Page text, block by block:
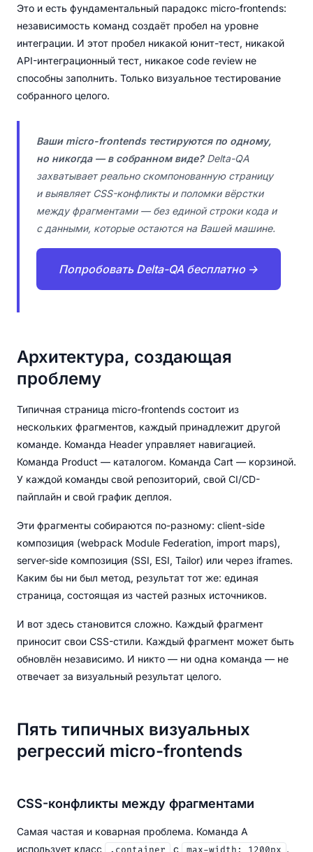
Это и есть фундаментальный парадокс micro-frontends:
независимость команд создаёт пробел на уровне
интеграции. И этот пробел никакой юнит-тест, никакой
API-интеграционный тест, никакое code review не
способны заполнить. Только визуальное тестирование
собранного целого.
Ваши micro-frontends тестируются по одному,
но никогда — в собранном виде?Delta-QA
захватывает реально скомпонованную страницу
и выявляет CSS-конфликты и поломки вёрстки
между фрагментами — без единой строки кода и
с данными, которые остаются на Вашей машине.
Попробовать Delta-QA бесплатно →
Архитектура, создающая
проблему
Типичная страница micro-frontends состоит из
нескольких фрагментов, каждый принадлежит другой
команде. Команда Header управляет навигацией.
Команда Product — каталогом. Команда Cart — корзиной.
У каждой команды свой репозиторий, свой CI/CD-
пайплайн и свой график деплоя.
Эти фрагменты собираются по-разному: client-side
композиция (webpack Module Federation, import maps),
server-side композиция (SSI, ESI, Tailor) или через iframes.
Каким бы ни был метод, результат тот же: единая
страница, состоящая из частей разных источников.
И вот здесь становится сложно. Каждый фрагмент
приносит свои CSS-стили. Каждый фрагмент может быть
обновлён независимо. И никто — ни одна команда — не
отвечает за визуальный результат целого.
Пять типичных визуальных
регрессий micro-frontends
CSS-конфликты между фрагментами
Самая частая и коварная проблема. Команда A
использует класс
.container с max-width: 1200px .